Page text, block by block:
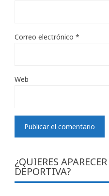
Correo electrónico *
Web
¿QUIERES
DEPORTIVA?